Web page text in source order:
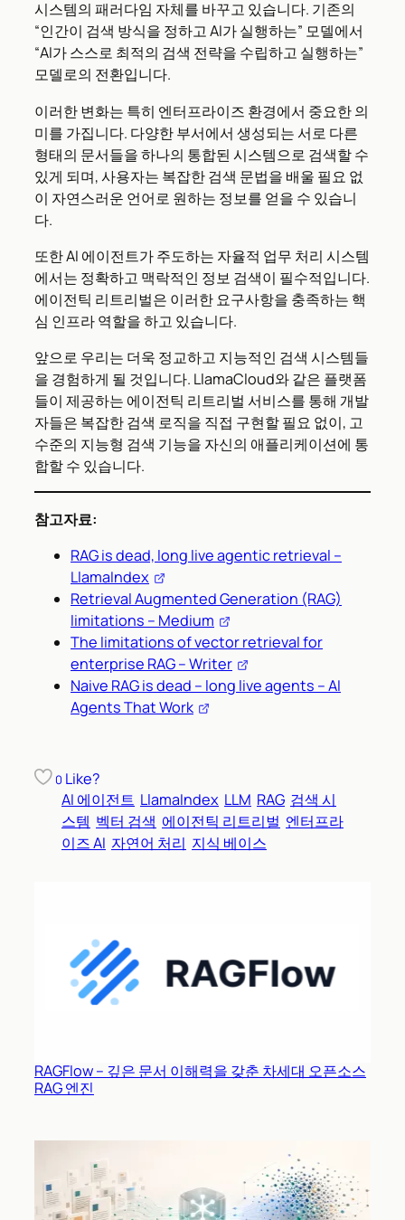
시스템의 패러다임 자체를 바꾸고 있습니다. 기존의
“인간이 검색 방식을 정하고 AI가 실행하는” 모델에서
“AI가 스스로 최적의 검색 전략을 수립하고 실행하는”
모델로의 전환입니다.
이러한 변화는 특히 엔터프라이즈 환경에서 중요한 의
미를 가집니다. 다양한 부서에서 생성되는 서로 다른
형태의 문서들을 하나의 통합된 시스템으로 검색할 수
있게 되며, 사용자는 복잡한 검색 문법을 배울 필요 없
이 자연스러운 언어로 원하는 정보를 얻을 수 있습니
다.
또한 AI 에이전트가 주도하는 자율적 업무 처리 시스템
에서는 정확하고 맥락적인 정보 검색이 필수적입니다.
에이전틱 리트리벌은 이러한 요구사항을 충족하는 핵
심 인프라 역할을 하고 있습니다.
앞으로 우리는 더욱 정교하고 지능적인 검색 시스템들
을 경험하게 될 것입니다. LlamaCloud와 같은 플랫폼
들이 제공하는 에이전틱 리트리벌 서비스를 통해 개발
자들은 복잡한 검색 로직을 직접 구현할 필요 없이, 고
수준의 지능형 검색 기능을 자신의 애플리케이션에 통
합할 수 있습니다.
참고자료:
RAG is dead, long live agentic retrieval –
LlamaIndex
Retrieval Augmented Generation (RAG)
limitations – Medium
The limitations of vector retrieval for
enterprise RAG – Writer
Naive RAG is dead – long live agents – AI
Agents That Work
0 Like?
AI 에이전트 LlamaIndex LLM RAG 검색 시
스템 벡터 검색 에이전틱 리트리벌 엔터프라
이즈 AI 자연어 처리 지식 베이스
RAGFlow – 깊은 문서 이해력을 갖춘 차세대 오픈소스
RAG 엔진